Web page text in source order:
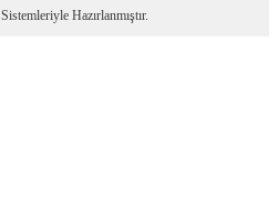
Sistemleriyle Hazırlanmıştır.